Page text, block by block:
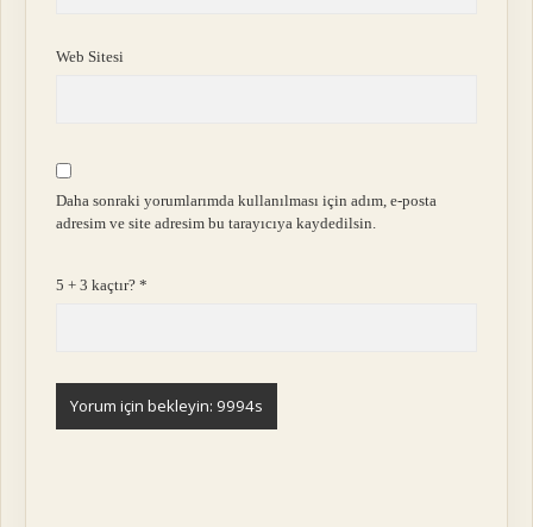
Web Sitesi
Daha sonraki yorumlarımda kullanılması için adım, e-posta
adresim ve site adresim bu tarayıcıya kaydedilsin.
5 + 3 kaçtır?*